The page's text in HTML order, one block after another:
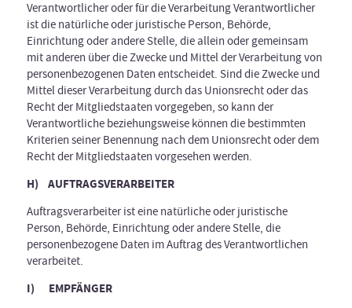
Verantwortlicher oder für die Verarbeitung Verantwortlicher
ist die natürliche oder juristische Person, Behörde,
Einrichtung oder andere Stelle, die allein oder gemeinsam
mit anderen über die Zwecke und Mittel der Verarbeitung von
personenbezogenen Daten entscheidet. Sind die Zwecke und
Mittel dieser Verarbeitung durch das Unionsrecht oder das
Recht der Mitgliedstaaten vorgegeben, so kann der
Verantwortliche beziehungsweise können die bestimmten
Kriterien seiner Benennung nach dem Unionsrecht oder dem
Recht der Mitgliedstaaten vorgesehen werden.
H) AUFTRAGSVERARBEITER
Auftragsverarbeiter ist eine natürliche oder juristische
Person, Behörde, Einrichtung oder andere Stelle, die
personenbezogene Daten im Auftrag des Verantwortlichen
verarbeitet.
I) EMPFÄNGER